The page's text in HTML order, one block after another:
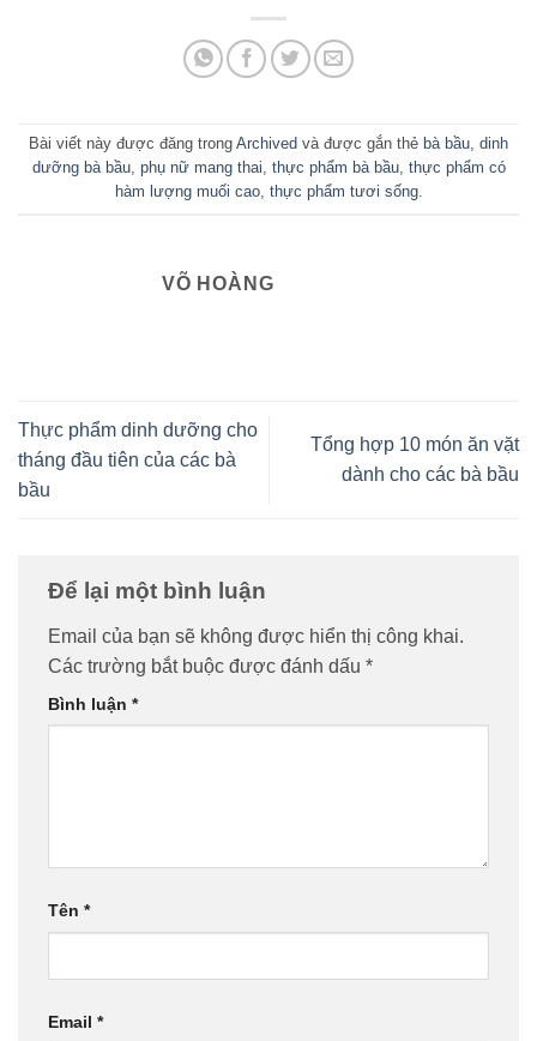
Bài viết này được đăng trong Archived và được gắn thẻ bà bầu, dinh
dưỡng bà bầu, phụ nữ mang thai, thực phẩm bà bầu, thực phẩm có
hàm lượng muối cao, thực phẩm tươi sống.
VÕ HOÀNG
Thực phẩm dinh dưỡng cho
tháng đầu tiên của các bà
bầu
Tổng hợp 10 món ăn vặt
dành cho các bà bầu
Để lại một bình luận
Email của bạn sẽ không được hiển thị công khai.
Các trường bắt buộc được đánh dấu *
Bình luận *
Tên *
Email *